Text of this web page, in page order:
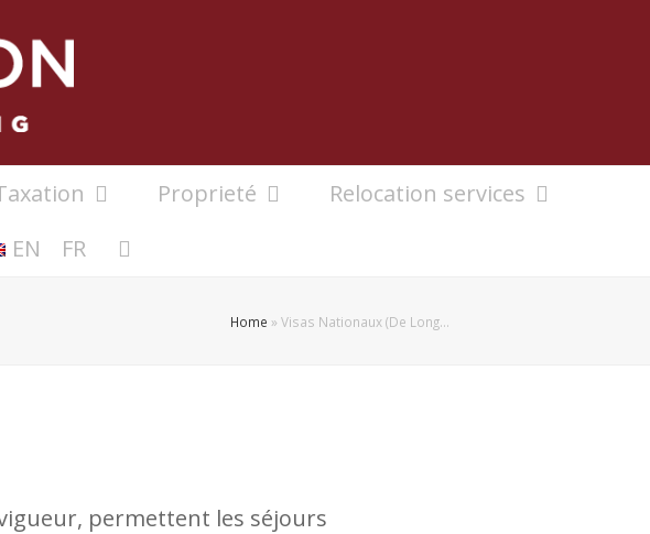
Proprieté
Relocation services
EN FR
Home » Visas Nationaux (De Long…
permettent les séjours